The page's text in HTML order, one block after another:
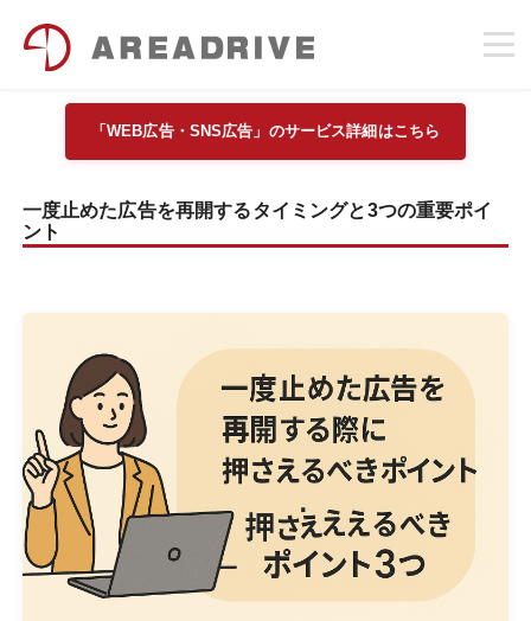
「WEB広告・SNS広告」のサービス詳細はこちら
一度止めた広告を再開するタイミングと3つの重要ポイ
ント